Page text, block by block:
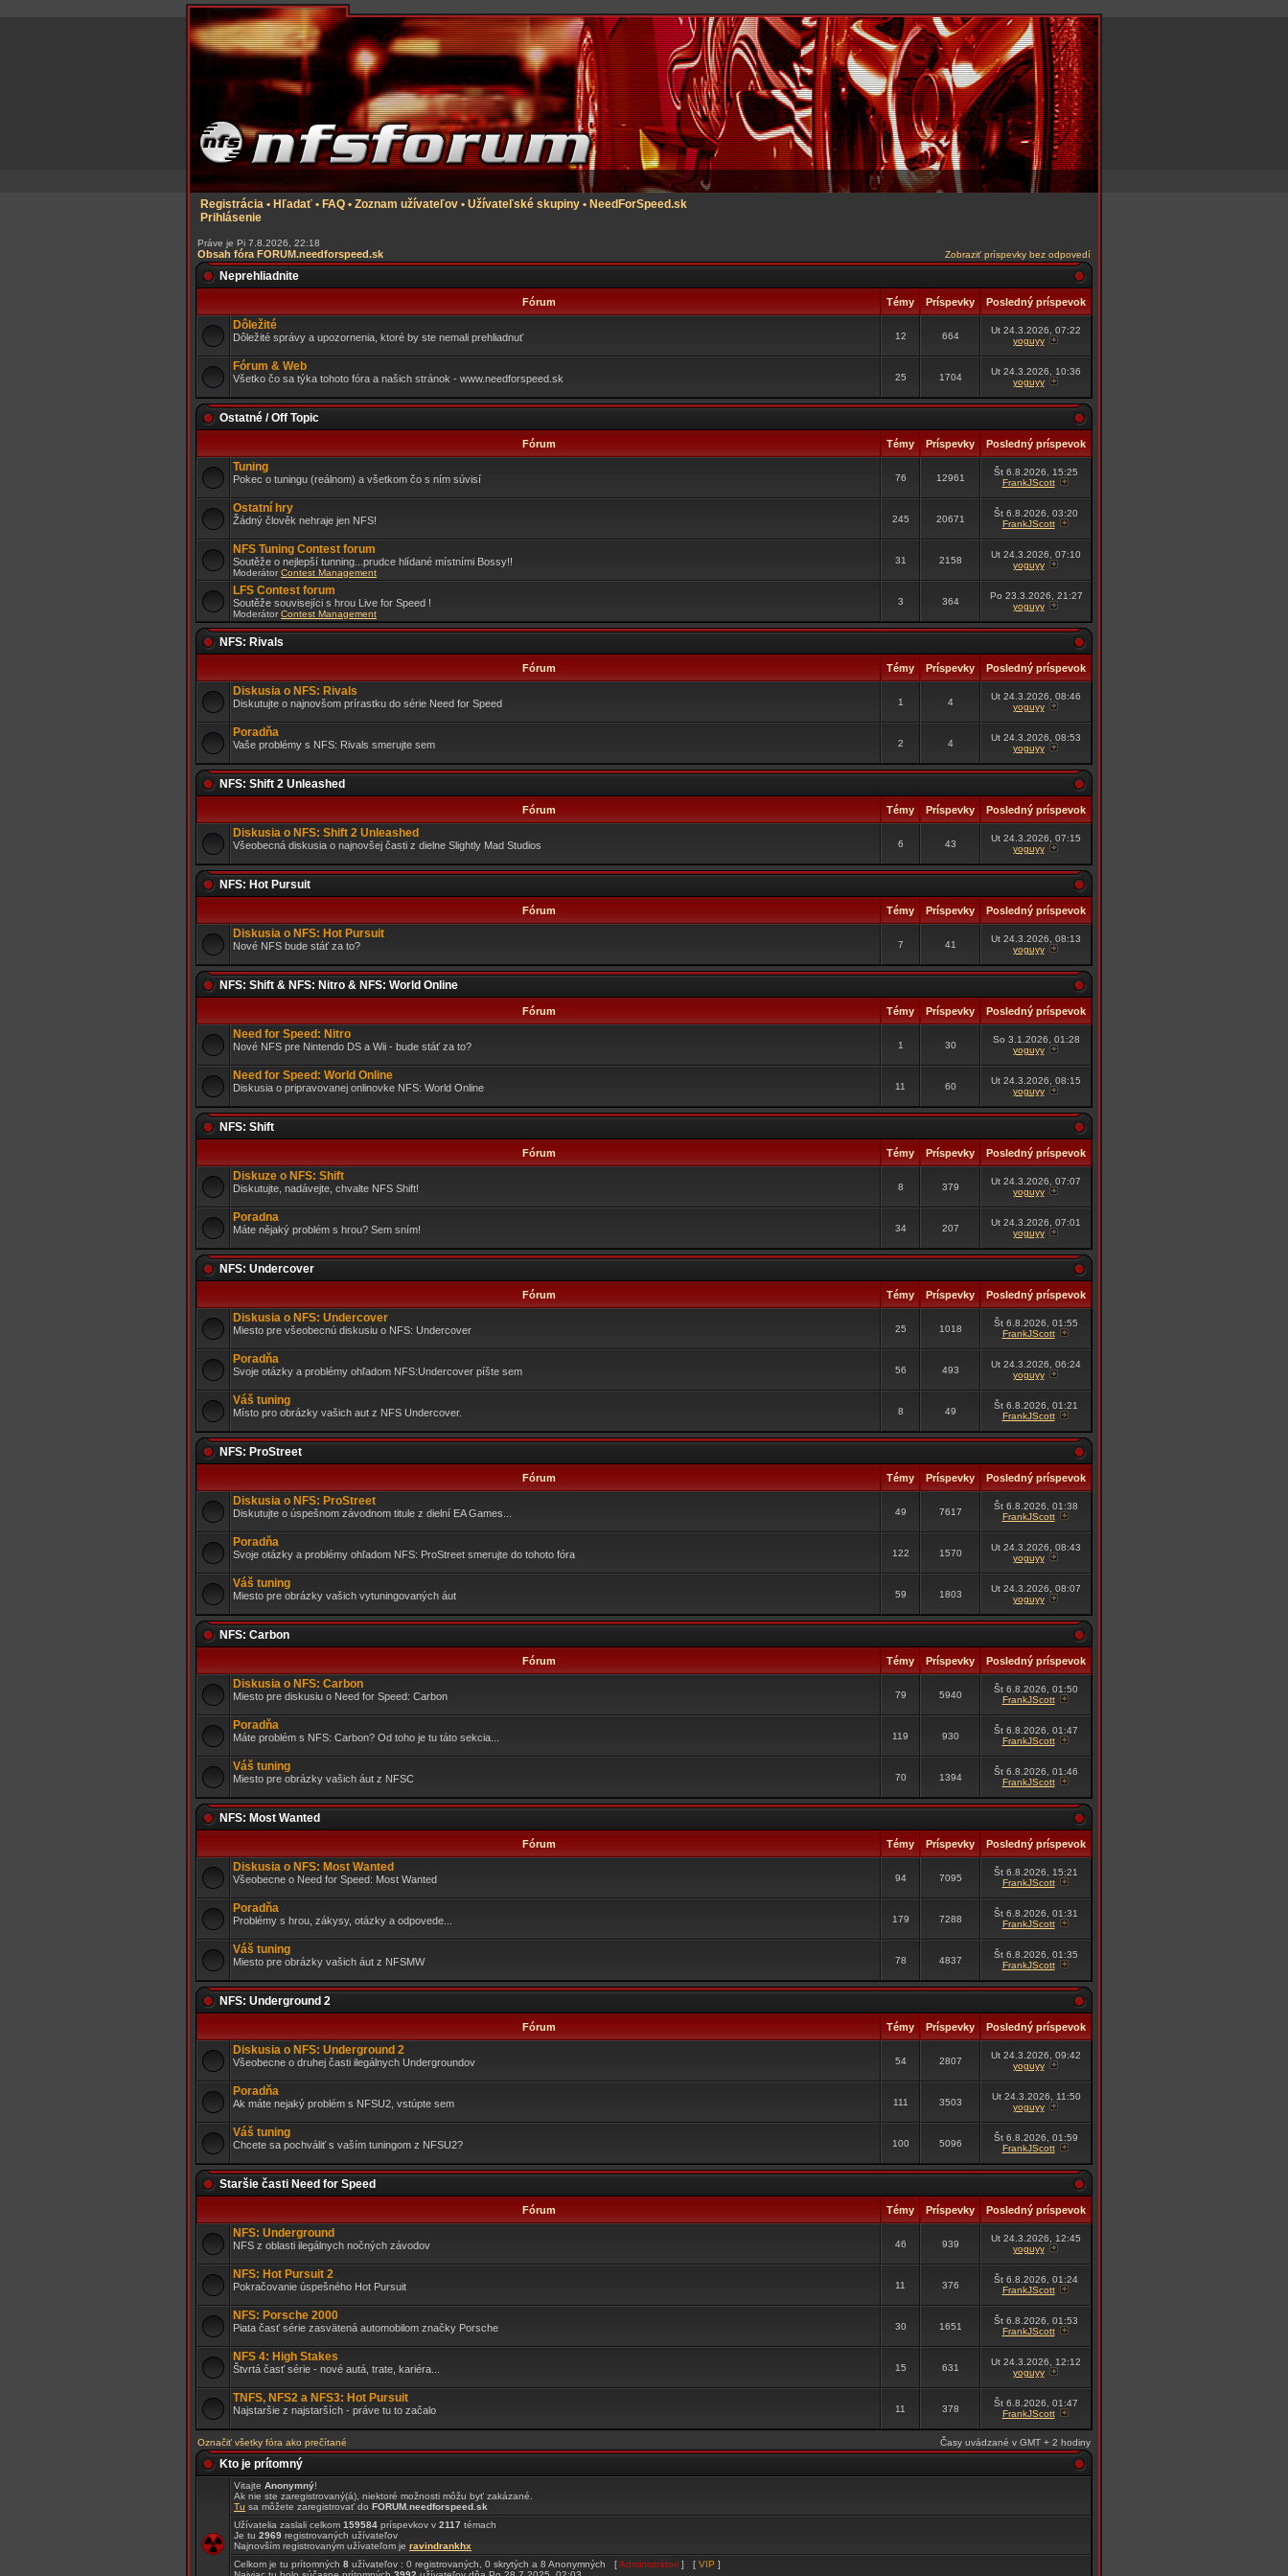
Registrácia • Hľadať • FAQ • Zoznam užívateľov • Užívateľské skupiny • NeedForSpeed.sk
Prihlásenie
Práve je Pi 7.8.2026, 22:18
Obsah fóra FORUM.needforspeed.sk Zobraziť príspevky bez odpovedí
Neprehliadnite
Fórum Témy Príspevky Posledný príspevok
Dôležité
Dôležité správy a upozornenia, ktoré by ste nemali prehliadnuť 12 664
Ut 24.3.2026, 07:22
yoguyy
Fórum & Web
Všetko čo sa týka tohoto fóra a našich stránok - www.needforspeed.sk 25 1704
Ut 24.3.2026, 10:36
yoguyy
Ostatné / Off Topic
Fórum Témy Príspevky Posledný príspevok
Tuning
Pokec o tuningu (reálnom) a všetkom čo s ním súvisí 76 12961
Št 6.8.2026, 15:25
FrankJScott
Ostatní hry
Žádný člověk nehraje jen NFS! 245 20671
Št 6.8.2026, 03:20
FrankJScott
NFS Tuning Contest forum
Soutěže o nejlepší tunning...prudce hlídané místními Bossy!!
Moderátor Contest Management
31 2158
Ut 24.3.2026, 07:10
yoguyy
LFS Contest forum
Soutěže souvisejíci s hrou Live for Speed !
Moderátor Contest Management
3 364
Po 23.3.2026, 21:27
yoguyy
NFS: Rivals
Fórum Témy Príspevky Posledný príspevok
Diskusia o NFS: Rivals
Diskutujte o najnovšom prírastku do série Need for Speed 1 4
Ut 24.3.2026, 08:46
yoguyy
Poradňa
Vaše problémy s NFS: Rivals smerujte sem 2 4
Ut 24.3.2026, 08:53
yoguyy
NFS: Shift 2 Unleashed
Fórum Témy Príspevky Posledný príspevok
Diskusia o NFS: Shift 2 Unleashed
Všeobecná diskusia o najnovšej časti z dielne Slightly Mad Studios 6 43
Ut 24.3.2026, 07:15
yoguyy
NFS: Hot Pursuit
Fórum Témy Príspevky Posledný príspevok
Diskusia o NFS: Hot Pursuit
Nové NFS bude stáť za to? 7 41
Ut 24.3.2026, 08:13
yoguyy
NFS: Shift & NFS: Nitro & NFS: World Online
Fórum Témy Príspevky Posledný príspevok
Need for Speed: Nitro
Nové NFS pre Nintendo DS a Wii - bude stáť za to? 1 30
So 3.1.2026, 01:28
yoguyy
Need for Speed: World Online
Diskusia o pripravovanej onlinovke NFS: World Online 11 60
Ut 24.3.2026, 08:15
yoguyy
NFS: Shift
Fórum Témy Príspevky Posledný príspevok
Diskuze o NFS: Shift
Diskutujte, nadávejte, chvalte NFS Shift! 8 379
Ut 24.3.2026, 07:07
yoguyy
Poradna
Máte nějaký problém s hrou? Sem sním! 34 207
Ut 24.3.2026, 07:01
yoguyy
NFS: Undercover
Fórum Témy Príspevky Posledný príspevok
Diskusia o NFS: Undercover
Miesto pre všeobecnú diskusiu o NFS: Undercover 25 1018
Št 6.8.2026, 01:55
FrankJScott
Poradňa
Svoje otázky a problémy ohľadom NFS:Undercover píšte sem 56 493
Ut 24.3.2026, 06:24
yoguyy
Váš tuning
Místo pro obrázky vašich aut z NFS Undercover. 8 49
Št 6.8.2026, 01:21
FrankJScott
NFS: ProStreet
Fórum Témy Príspevky Posledný príspevok
Diskusia o NFS: ProStreet
Diskutujte o úspešnom závodnom titule z dielní EA Games... 49 7617
Št 6.8.2026, 01:38
FrankJScott
Poradňa
Svoje otázky a problémy ohľadom NFS: ProStreet smerujte do tohoto fóra 122 1570
Ut 24.3.2026, 08:43
yoguyy
Váš tuning
Miesto pre obrázky vašich vytuningovaných áut 59 1803
Ut 24.3.2026, 08:07
yoguyy
NFS: Carbon
Fórum Témy Príspevky Posledný príspevok
Diskusia o NFS: Carbon
Miesto pre diskusiu o Need for Speed: Carbon 79 5940
Št 6.8.2026, 01:50
FrankJScott
Poradňa
Máte problém s NFS: Carbon? Od toho je tu táto sekcia... 119 930
Št 6.8.2026, 01:47
FrankJScott
Váš tuning
Miesto pre obrázky vašich áut z NFSC 70 1394
Št 6.8.2026, 01:46
FrankJScott
NFS: Most Wanted
Fórum Témy Príspevky Posledný príspevok
Diskusia o NFS: Most Wanted
Všeobecne o Need for Speed: Most Wanted 94 7095
Št 6.8.2026, 15:21
FrankJScott
Poradňa
Problémy s hrou, zákysy, otázky a odpovede... 179 7288
Št 6.8.2026, 01:31
FrankJScott
Váš tuning
Miesto pre obrázky vašich áut z NFSMW 78 4837
Št 6.8.2026, 01:35
FrankJScott
NFS: Underground 2
Fórum Témy Príspevky Posledný príspevok
Diskusia o NFS: Underground 2
Všeobecne o druhej časti ilegálnych Undergroundov 54 2807
Ut 24.3.2026, 09:42
yoguyy
Poradňa
Ak máte nejaký problém s NFSU2, vstúpte sem 111 3503
Ut 24.3.2026, 11:50
yoguyy
Váš tuning
Chcete sa pochváliť s vaším tuningom z NFSU2? 100 5096
Št 6.8.2026, 01:59
FrankJScott
Staršie časti Need for Speed
Fórum Témy Príspevky Posledný príspevok
NFS: Underground
NFS z oblasti ilegálnych nočných závodov 46 939
Ut 24.3.2026, 12:45
yoguyy
NFS: Hot Pursuit 2
Pokračovanie úspešného Hot Pursuit 11 376
Št 6.8.2026, 01:24
FrankJScott
NFS: Porsche 2000
Piata časť série zasvätená automobilom značky Porsche 30 1651
Št 6.8.2026, 01:53
FrankJScott
NFS 4: High Stakes
Štvrtá časť série - nové autá, trate, kariéra... 15 631
Ut 24.3.2026, 12:12
yoguyy
TNFS, NFS2 a NFS3: Hot Pursuit
Najstaršie z najstarších - práve tu to začalo 11 378
Št 6.8.2026, 01:47
FrankJScott
Označiť všetky fóra ako prečítané Časy uvádzané v GMT + 2 hodiny
Kto je prítomný
Vitajte Anonymný!
Ak nie ste zaregistrovaný(á), niektoré možnosti môžu byť zakázané.
Tu sa môžete zaregistrovať do FORUM.needforspeed.sk
Užívatelia zaslali celkom 159584 príspevkov v 2117 témach
Je tu 2969 registrovaných užívateľov
Najnovším registrovaným užívateľom je ravindrankhx
Celkom je tu prítomných 8 užívateľov : 0 registrovaných, 0 skrytých a 8 Anonymných [Administrátori ] [ VIP ]